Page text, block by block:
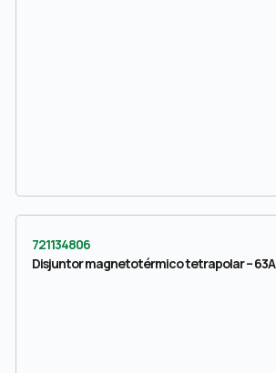
721134806
Disjuntor magnetotérmico tetrapolar – 63A